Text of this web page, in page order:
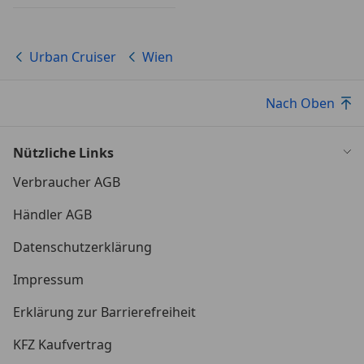
Urban Cruiser Wien
Nach Oben
Nützliche Links
Verbraucher AGB
Händler AGB
Datenschutzerklärung
Impressum
Erklärung zur Barrierefreiheit
KFZ Kaufvertrag